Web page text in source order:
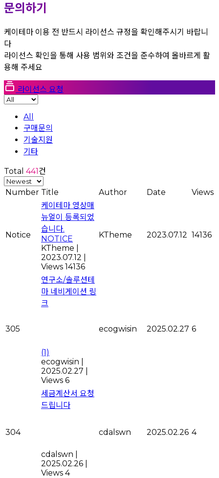
문의하기
케이테마 이용 전 반드시 라이선스 규정을 확인해주시기 바랍니
다
라이선스 확인을 통해 사용 범위와 조건을 준수하여 올바르게 활
용해 주세요
라이선스 요청
All
구매문의
기술지원
기타
Total 441건
Number Title Author Date Views
Notice
케이테마 영상매
뉴얼이 등록되었
습니다.
NOTICE
KTheme
2023.07.12
Views 14136
KTheme 2023.07.12 14136
305
연구소/솔루션테
마 네비게이션 링
크
(1)
ecogwisin
2025.02.27
Views 6
ecogwisin 2025.02.27 6
304
세금계산서 요청
드립니다
cdalswn
2025.02.26
Views 4
cdalswn 2025.02.26 4